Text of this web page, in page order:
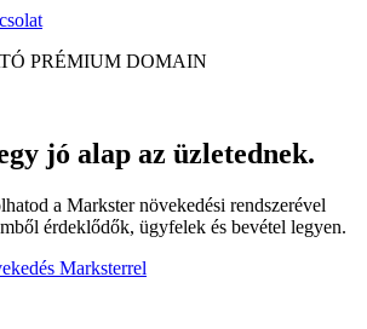
PRÉMIUM DOMAIN
jó alap az üzletednek.
a Markster növekedési rendszerével
érdeklődők, ügyfelek és bevétel legyen.
Marksterrel